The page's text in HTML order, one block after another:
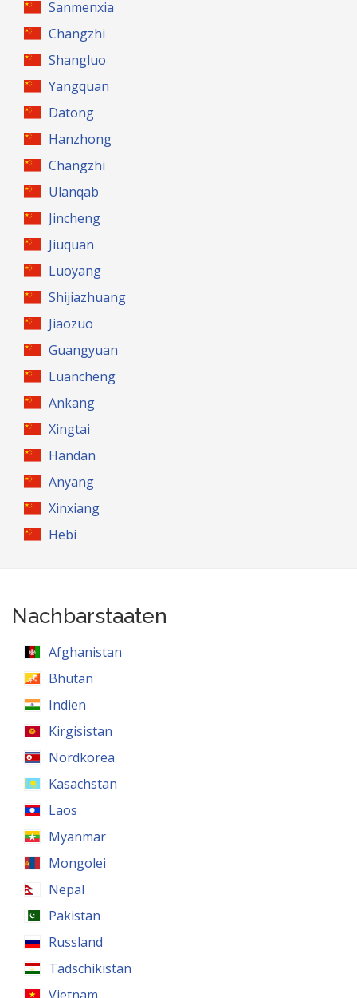
Sanmenxia
Changzhi
Shangluo
Yangquan
Datong
Hanzhong
Changzhi
Ulanqab
Jincheng
Jiuquan
Luoyang
Shijiazhuang
Jiaozuo
Guangyuan
Luancheng
Ankang
Xingtai
Handan
Anyang
Xinxiang
Hebi
Nachbarstaaten
Afghanistan
Bhutan
Indien
Kirgisistan
Nordkorea
Kasachstan
Laos
Myanmar
Mongolei
Nepal
Pakistan
Russland
Tadschikistan